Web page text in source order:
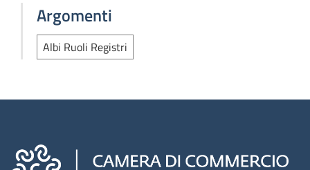
Argomenti
Albi Ruoli Registri